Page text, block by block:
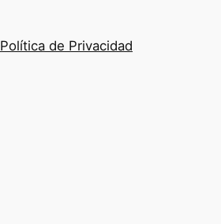
Política de Privacidad